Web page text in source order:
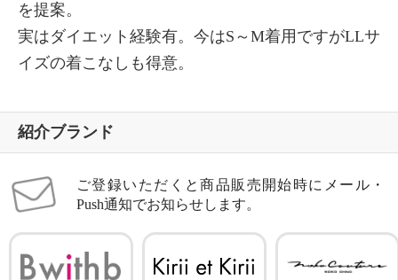
を提案。
実はダイエット経験有。今はS～M着用ですがLLサ
イズの着こなしも得意。
紹介ブランド
ご登録いただくと商品販売開始時にメール・
Push通知でお知らせします。